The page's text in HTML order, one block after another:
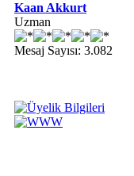
Kaan Akkurt
Uzman
Mesaj Sayısı: 3.082